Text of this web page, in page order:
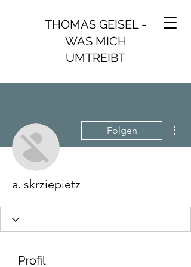
THOMAS GEISEL -
WAS MICH
UMTREIBT
Folgen
a. skrziepietz
Profil